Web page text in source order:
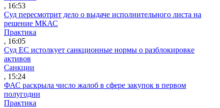
, 16:53
Суд пересмотрит дело о выдаче исполнительного листа на
решение МКАС
Практика
, 16:05
Суд ЕС истолкует санкционные нормы о разблокировке
активов
Санкции
, 15:24
ФАС раскрыла число жалоб в сфере закупок в первом
полугодии
Практика